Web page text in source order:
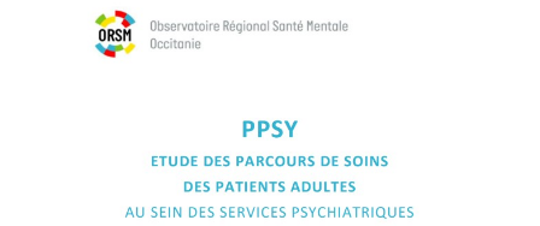
Guides et outils